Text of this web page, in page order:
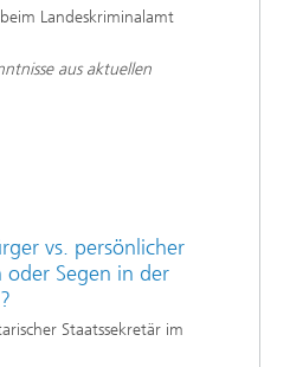
Landeskriminalamt
aus aktuellen
vs. persönlicher
oder Segen in der
Staatssekretär im